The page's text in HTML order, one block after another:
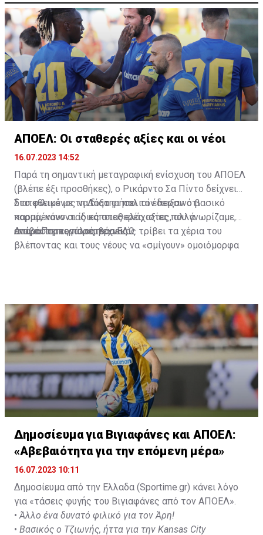
ΑΠΟΕΛ: Οι σταθερές αξίες και οι νέοι
16.07.2023 14:52
Παρά τη σημαντική μεταγραφική ενίσχυση του ΑΠΟΕΛ
(βλέπε έξι προσθήκες), ο Ρικάρντο Σα Πίντο δείχνει
διατεθειμένος να διατηρήσει τον περσινό βασικό
κορμό, κάνοντας κάποιες ελάχιστες, αλλά
απαραίτητες παρεμβάσεις.
Στο φιλικό με τη Δόξα οι παλιοί έδειξαν ότι
παραμένουν οι ίδιες σταθερές αξίες που γνωρίζαμε,
ενώ ο Πορτογάλος τεχνικός τρίβει τα χέρια του
βλέποντας και τους νέους να «σμίγουν» ομοιόμορφα
Διαβάστε περισσότεραΕΔΩ.
Δημοσίευμα για Βιγιαφάνες και ΑΠΟΕΛ:
«Αβεβαιότητα για την επόμενη μέρα»
16.07.2023 10:11
Δημοσίευμα από την Ελλαδα (Sportime.gr) κάνει λόγο
για «τάσεις φυγής του Βιγιαφάνες από τον ΑΠΟΕΛ».
• Άλλο ένα δυνατό φιλικό για τον Άρη!
• Βασικός ο Τζιωνής, ήττα για την Kansas City